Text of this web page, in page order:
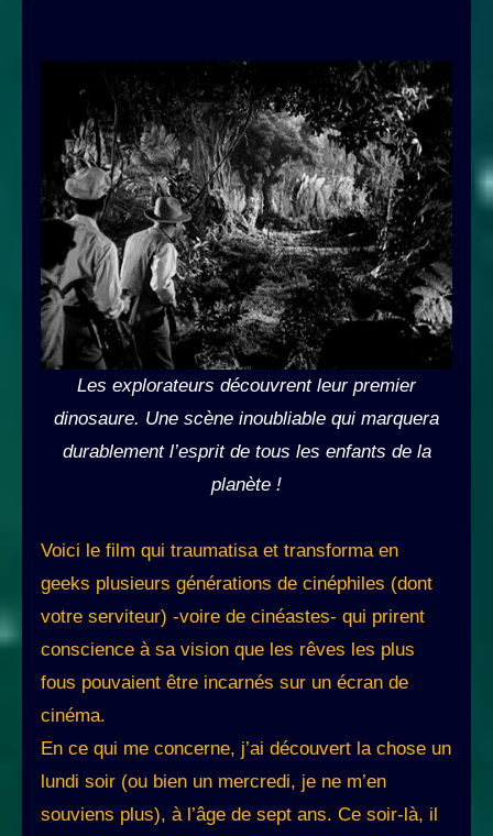
Les explorateurs découvrent leur premier
dinosaure. Une scène inoubliable qui marquera
durablement l’esprit de tous les enfants de la
planète !
Voici le film qui traumatisa et transforma en
geeks plusieurs générations de cinéphiles (dont
votre serviteur) -voire de cinéastes- qui prirent
conscience à sa vision que les rêves les plus
fous pouvaient être incarnés sur un écran de
cinéma.
En ce qui me concerne, j’ai découvert la chose un
lundi soir (ou bien un mercredi, je ne m’en
souviens plus), à l’âge de sept ans. Ce soir-là, il